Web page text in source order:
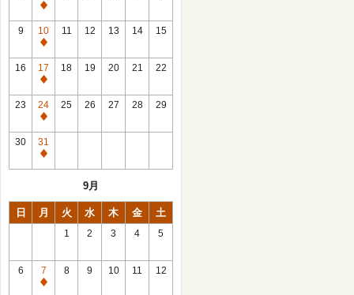
休
館
日
9
10
休
館
日
11 12 13 14 15
16
17
休
館
日
18 19 20 21 22
23
24
休
館
日
25 26 27 28 29
30
31
休
9月
日 月 火 水 木 金 土
1 2 3 4 5
6
7
休
8 9 10 11 12